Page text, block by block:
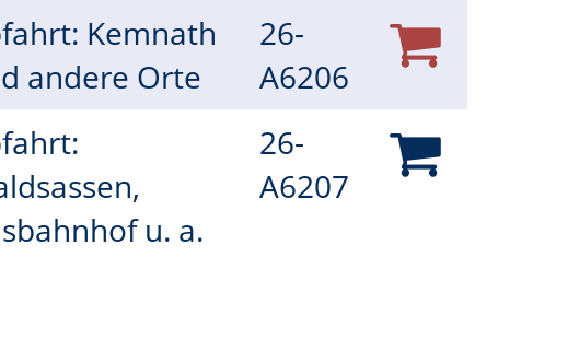
Kemnath
andere Orte
26-
A6206
u. a.
26-
A6207